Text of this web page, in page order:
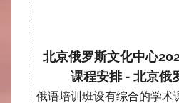
北京俄罗斯文化中心
课程安排 - 北京俄
俄语培训班设有综合的学术